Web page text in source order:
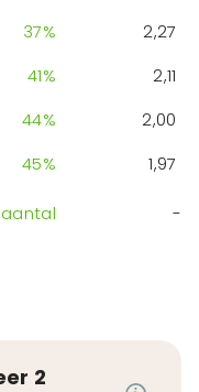
37%
2,27
41%
2,11
44%
2,00
45% 1,97
-
2